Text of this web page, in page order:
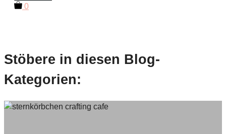
0
Stöbere in diesen Blog-
Kategorien: